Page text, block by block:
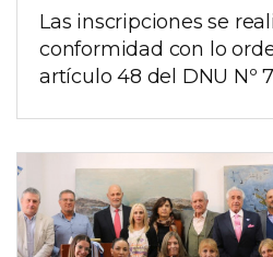
Las inscripciones se
conformidad con lo
artículo 48 del DNU Nº